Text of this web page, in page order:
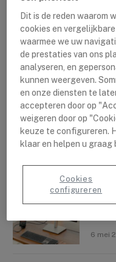
Nieuwste
6 mei
Dit is de reden waarom
cookies en
waarmee we uw
de prestaties van ons
analyseren, en
kunnen weergeven.
en onze diensten te
accepteren door op
weigeren door op
keuze te configureren.
klaar en helpen u
Cookies
configureren